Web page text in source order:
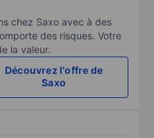
chez Saxo avec à des
des risques. Votre
la valeur.
Découvrez l'offre de
Saxo